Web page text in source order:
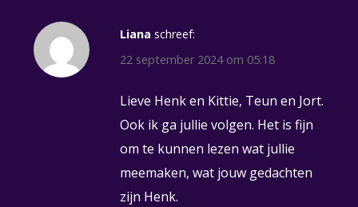
Liana schreef:
22 september 2024 om 05:18
Lieve Henk en Kittie, Teun en Jort.
Ook ik ga jullie volgen. Het is fijn
om te kunnen lezen wat jullie
meemaken, wat jouw gedachten
zijn Henk.